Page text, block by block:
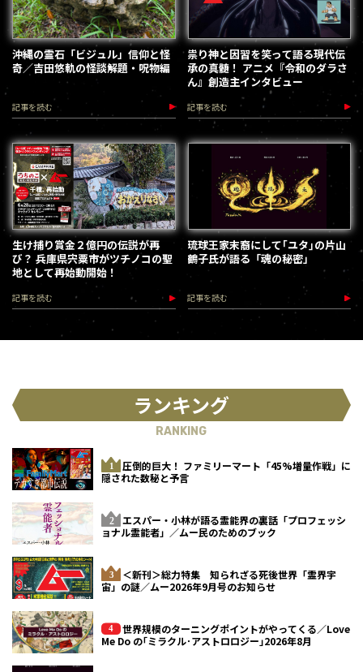
沖縄の霊石「ビジュル」信仰と怪
奇／吉田悠軌の怪談解題・呪物編
記事を読む
祟り神と因習を笑って語る現代伝
承の真髄！ アニメ『令和のダラさ
ん』創造主インタビュー
記事を読む
生け捕り賞金２億円の伝説が再
び？ 兵庫県宍粟市がツチノコの聖
地として再始動開始！
記事を読む
琉球王家末裔にして｢ユタ｣の片山
鶴子氏が語る「魂の秘密」
記事を読む
ランキング
RANKING
圧倒的巨大！ ファミリーマート「45%増量作戦」に
隠された数秘と予言
エスパー・小林が語る霊能界の裏話「プロフェッシ
ョナル霊能者」／ムー民のためのブック
＜新刊＞総力特集 知られざる死後世界「霊界宇
宙」の謎／ムー2026年9月号のお知らせ
世界規模のターニングポイントがやってくる／Love
Me Do の｢ミラクル･アストロロジー｣2026年8月